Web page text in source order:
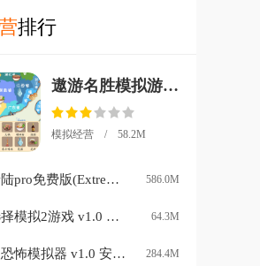
哦。看着胖乎乎的加菲猫和他
收集可爱的加菲猫主题卡片，
挑战集齐所有角色的乐趣！
排行
遨游名胜模拟游戏 v1.0 安卓版
模拟经营 / 58.2M
极限着陆pro免费版(Extreme Landings) v3.8.3 最新版 586.0M
人生选择模拟2游戏 v1.0 安卓版 64.3M
马桶人恐怖模拟器 v1.0 安卓版 284.4M